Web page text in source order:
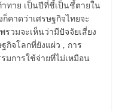
ทาย เป็นปีที่ชี้เป็นชี้ตายใน
คาดว่าเศรษฐกิจไทยจะ
รวมจะเห็นว่ามีปัจจัยเสี่ยง
กิจโลกที่ยังแผ่ว , การ
มการใช้จ่ายที่ไม่เหมือน